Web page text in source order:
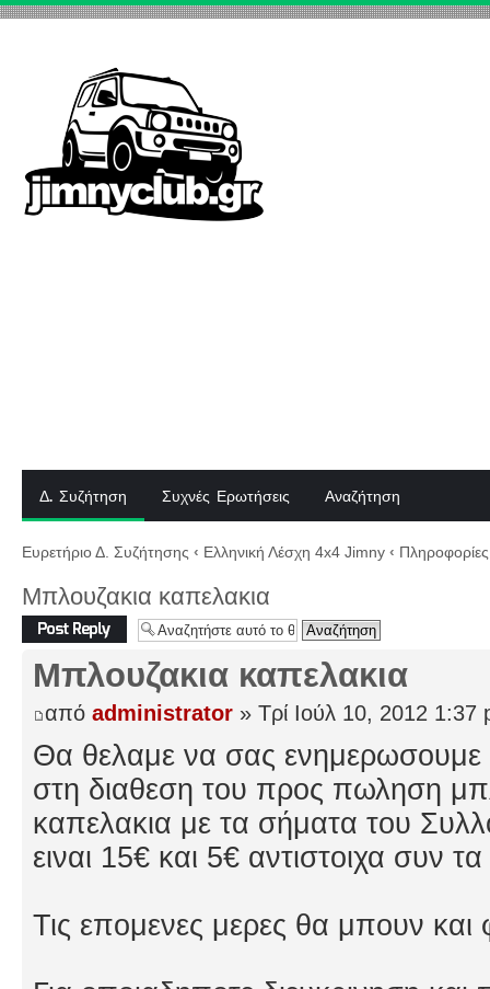
Δ. Συζήτηση Συχνές Ερωτήσεις Αναζήτηση
Ευρετήριο Δ. Συζήτησης ‹ Ελληνική Λέσχη 4x4 Jimny ‹
Μπλουζακια καπελακια
Δημιουργία
απάντησης
Μπλουζακια καπελακια
από administrator » Τρί Ιούλ 10, 2012 1:37
Θα θελαμε να σας ενημερωσουμε
στη διαθεση του προς πωληση
καπελακια με τα σήματα του
ειναι 15€ και 5€ αντιστοιχα συν
Τις επομενες μερες θα μπουν και